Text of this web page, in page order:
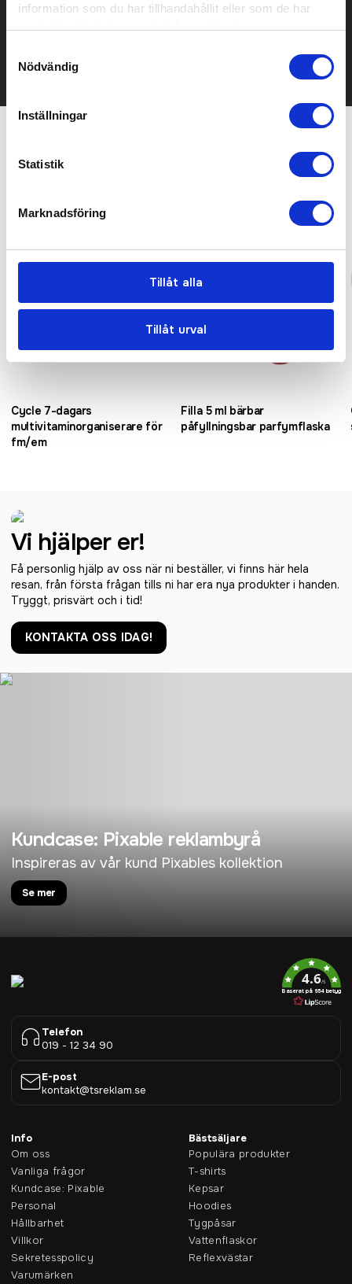
information som du har tillhandahållit eller som de har
samlat in när du har använt deras tjänster.
Nödvändig
Inställningar
Statistik
Marknadsföring
Tillåt alla
Tillåt urval
Kontakta oss här för att få förslag på produkt och pris över
Relaterade produkter
Cycle 7-dagars
multivitaminorganiserare för
fm/em
Filla 5 ml bärbar
påfyllningsbar parfymflaska
Vi hjälper er!
Få personlig hjälp av oss när ni beställer, vi finns här hela
resan, från första frågan tills ni har era nya produkter i handen.
Tryggt, prisvärt och i tid!
KONTAKTA OSS IDAG!
Kundcase: Pixable reklambyrå
Inspireras av vår kund Pixables kollektion
Se mer
4.6/5
Baserat på 954 betyg
Telefon
019 - 12 34 90
E-post
kontakt@tsreklam.se
Info
Om oss
Vanliga frågor
Kundcase: Pixable
Personal
Hållbarhet
Villkor
Sekretesspolicy
Varumärken
Bästsäljare
Populära produkter
T-shirts
Kepsar
Hoodies
Tygpåsar
Vattenflaskor
Reflexvästar